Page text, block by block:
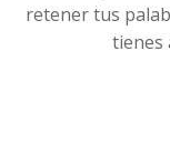
retener tus
tienes